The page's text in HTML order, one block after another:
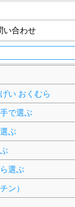
い合わせ
い おくむら
で選ぶ
ぶ
選ぶ
ン）